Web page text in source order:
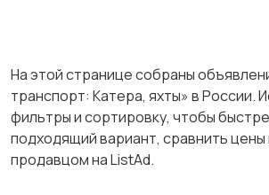
На этой странице собраны
транспорт: Катера, яхты» в России.
фильтры и сортировку, чтобы
подходящий вариант, сравнить цены
продавцом на ListAd.